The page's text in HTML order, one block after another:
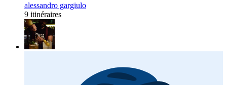
alessandro gargiulo
9 itinéraires